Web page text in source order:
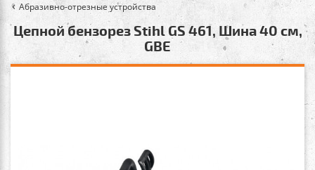
Абразивно-отрезные устройства
Цепной бензорез Stihl GS 461, Шина 40 см,
GBE